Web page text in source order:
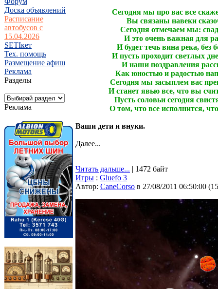
Доска объявлений
Расписание
автобусов с
15.04.2026
SETIкет
Тех. помощь
Размещение афиш
Реклама
Разделы
Реклама
Сегодня мы про вас все
Вы связаны навеки
Сегодня отмечаем мы:
И это очень важная для
И будет течь вина река, без
И пусть проходит светлых
И наши поздравления
Как юностью и радостью
Сегодня мы засыплем вас
И станет явью все, что вы
Пусть соловьи сегодня
О том, что все исполнится,
Ваши дети и внуки.
Далее...
Читать дальше... | 1472 байт
Игры : Gluefo 3
Автор: CaneCorso в 27/08/2011 06:50:00 (